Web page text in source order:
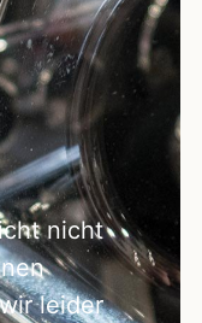
nicht
leider